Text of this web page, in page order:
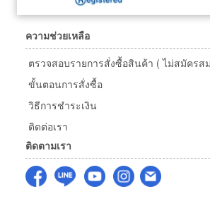
ความช่วยเหลือ
ตรวจสอบรายการสั่งซื้อสินค้า ( ไม่สมัครส
ขั้นตอนการสั่งซื้อ
วิธีการชำระเงิน
ติดต่อเรา
ติดตามเรา